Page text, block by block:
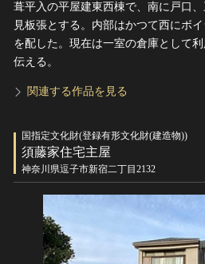
葺平入の平屋建東西棟で、南に戸口
見板張とする。内部はかつて西にボ
を配した。現在は一室の倉庫として
伝える。
関連する作品を見る
国指定文化財(登録有形文化財(建造物))
須藤家住宅主屋
神奈川県逗子市新宿二丁目2132